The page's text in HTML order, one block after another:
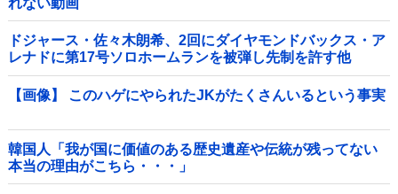
ドジャース・佐々木朗希、2回にダイヤモンドバックス・ア
レナドに第17号ソロホームランを被弾し先制を許す他
【画像】 このハゲにやられたJKがたくさんいるという事実
韓国人「我が国に価値のある歴史遺産や伝統が残ってない
本当の理由がこちら・・・」